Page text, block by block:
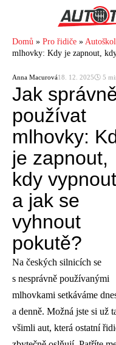
Domů » Pro řidiče »
mlhovky: Kdy je zapnout,
Anna Macurová18. 12. 2025🕓 5
Jak
používat
mlhovky:
je zapnout,
kdy vypnout
a jak se
vyhnout
pokutě?
Na českých silnicích se
s nesprávně používanými
mlhovkami setkáváme
a denně. Možná jste si už
všimli aut, která ostatní